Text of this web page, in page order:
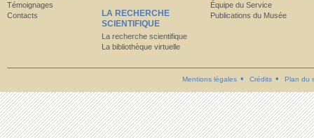
Témoignages
Contacts
LA RECHERCHE
SCIENTIFIQUE
La recherche scientifique
La bibliothèque virtuelle
Équipe du Service
Publications du Musée
Mentions légales Crédits Plan du